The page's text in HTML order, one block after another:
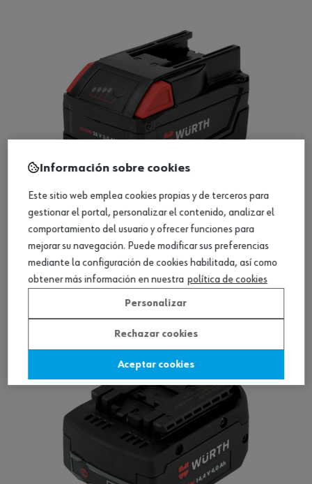
Batería de iones de litio de 2-28,0 voltios
Ver producto
Información sobre cookies
Este sitio web emplea cookies propias y de terceros para
gestionar el portal, personalizar el contenido, analizar el
comportamiento del usuario y ofrecer funciones para
mejorar su navegación. Puede modificar sus preferencias
mediante la configuración de cookies habilitada, así como
obtener más información en nuestra política de cookies
Personalizar
Rechazar cookies
Aceptar cookies